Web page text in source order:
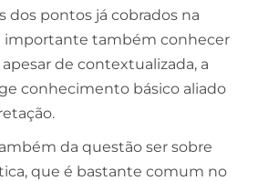
dos pontos já cobrados na
importante também conhecer
de contextualizada, a
conhecimento básico aliado
da questão ser sobre
que é bastante comum no